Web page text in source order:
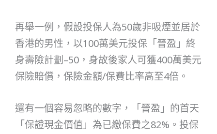
再舉一例，假設投保人為50歲非吸煙並居於
香港的男性，以100萬美元投保「晉盈」終
身壽險計劃–50，身故後家人可獲400萬美元
保險賠償，保險金額/保費比率高至4倍。
還有一個容易忽略的數字，「晉盈」的首天
「保證現金價值」為已繳保費之82%。投保